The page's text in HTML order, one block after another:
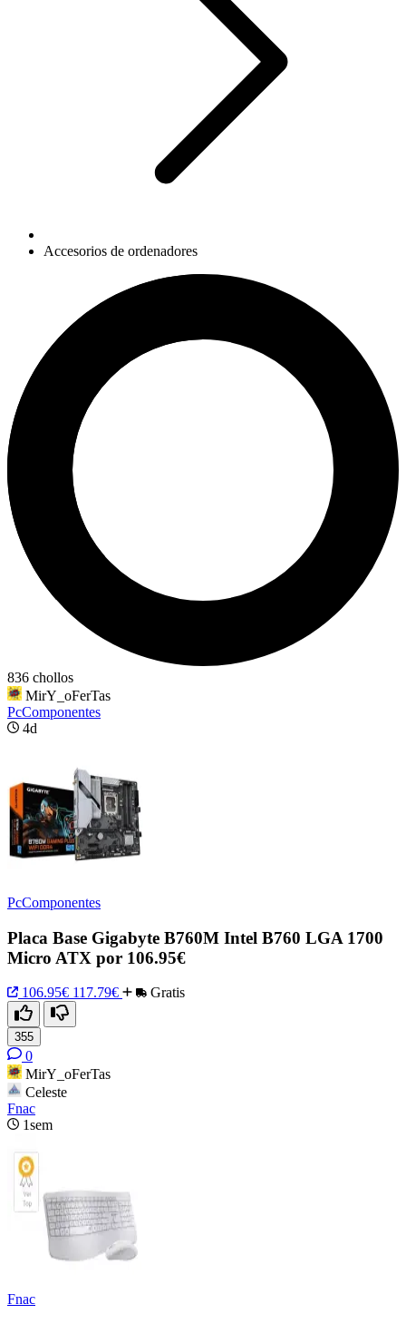
Accesorios de ordenadores
836 chollos
MirY_oFerTas
PcComponentes
4d
PcComponentes
Placa Base Gigabyte B760M Intel B760 LGA 1700
Micro ATX por 106.95€
106.95€ 117.79€ Gratis
355
0
MirY_oFerTas
Celeste
Fnac
1sem
Fnac